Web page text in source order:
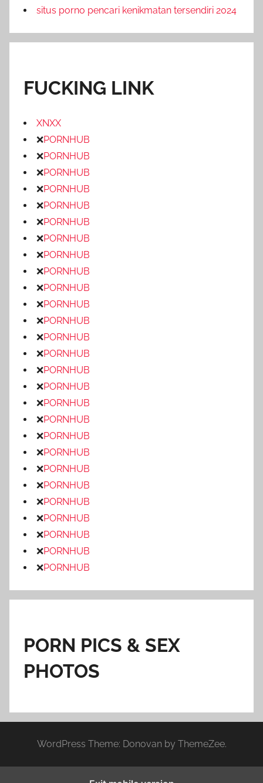
situs porno pencari kenikmatan tersendiri 2024
FUCKING LINK
XNXX
❌PORNHUB
❌PORNHUB
❌PORNHUB
❌PORNHUB
❌PORNHUB
❌PORNHUB
❌PORNHUB
❌PORNHUB
❌PORNHUB
❌PORNHUB
❌PORNHUB
❌PORNHUB
❌PORNHUB
❌PORNHUB
❌PORNHUB
❌PORNHUB
❌PORNHUB
❌PORNHUB
❌PORNHUB
❌PORNHUB
❌PORNHUB
❌PORNHUB
❌PORNHUB
❌PORNHUB
❌PORNHUB
❌PORNHUB
❌PORNHUB
PORN PICS & SEX
PHOTOS
WordPress Theme: Donovan by ThemeZee.